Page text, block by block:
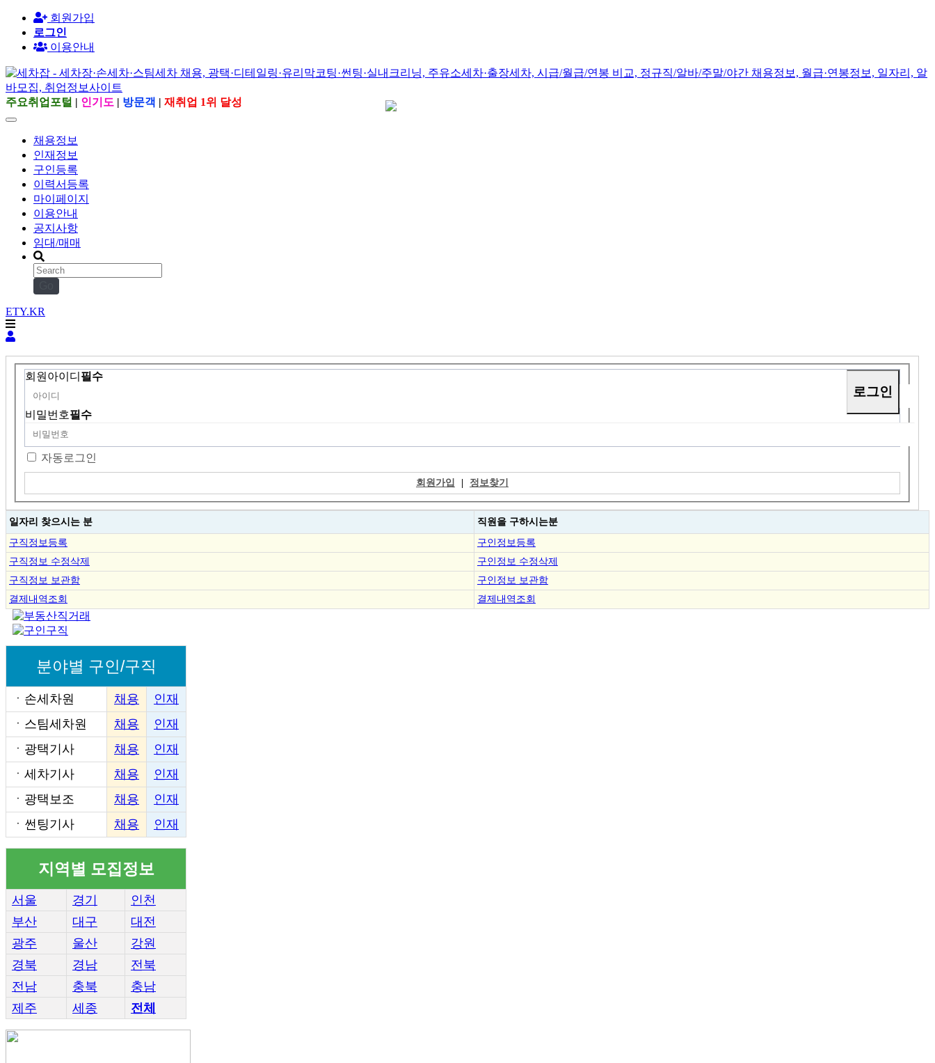
회원가입
로그인
이용안내
주요취업포털 | 인기도 | 방문객 | 재취업 1위 달성
채용정보
인재정보
구인등록
이력서등록
마이페이지
이용안내
공지사항
임대/매매
ETY.KR
회원아이디 필수
비밀번호필수
자동로그인
회원가입 | 정보찾기
일자리 찾으시는 분 직원을 구하시는분
구직정보등록
구인정보등록
구직정보 수정삭제
구인정보 수정삭제
구직정보 보관함
구인정보 보관함
결제내역조회
결제내역조회
분야별 구인/구직
ㆍ 손세차원 채용
인재
ㆍ 스팀세차원 채용
인재
ㆍ 광택기사 채용
인재
ㆍ 세차기사 채용
인재
ㆍ 광택보조 채용
인재
ㆍ 썬팅기사 채용 인재
지역별 모집정보
서울 경기
인천
부산
대구
대전
광주
울산
강원
경북
경남
전북
전남
충북
충남
제주
세종 전체